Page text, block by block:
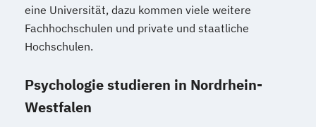
eine Universität, dazu kommen viele weitere
Fachhochschulen und private und staatliche
Hochschulen.
Psychologie studieren in Nordrhein-
Westfalen